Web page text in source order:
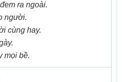
ra ngoài.
người.
cùng hay.
mọi bề.